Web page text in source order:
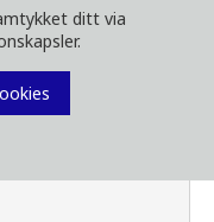
ditt via
her. Filtrer på
under.